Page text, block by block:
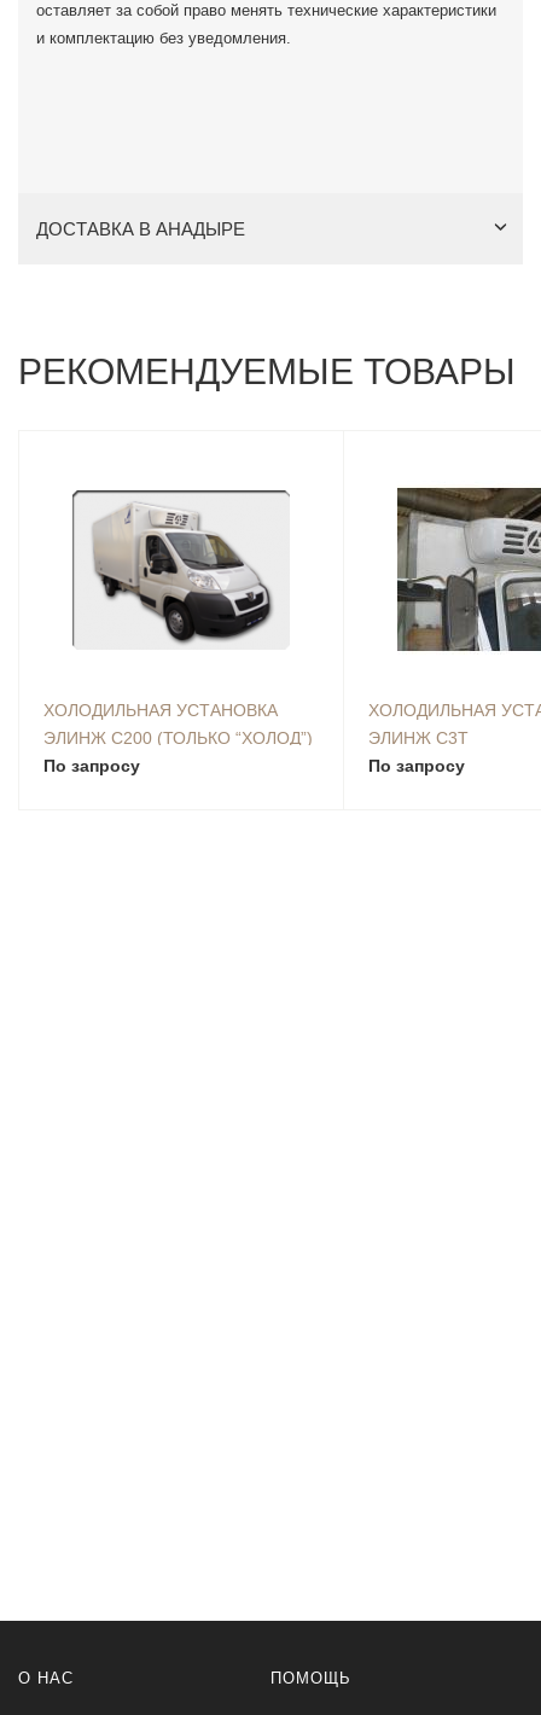
оставляет за собой право менять технические характеристики
и комплектацию без уведомления.
ДОСТАВКА В АНАДЫРЕ
РЕКОМЕНДУЕМЫЕ ТОВАРЫ
ХОЛОДИЛЬНАЯ УСТАНОВКА
ЭЛИНЖ С200 (ТОЛЬКО “ХОЛОД”)
По запросу
ХОЛОДИЛЬНАЯ
ЭЛИНЖ С3Т
По запросу
О НАС ПОМОЩЬ